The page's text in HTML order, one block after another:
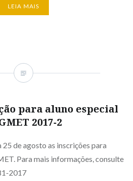
LEIA MAIS
para aluno especial
2017-2
de agosto as inscrições para
Para mais informações, consulte
2017